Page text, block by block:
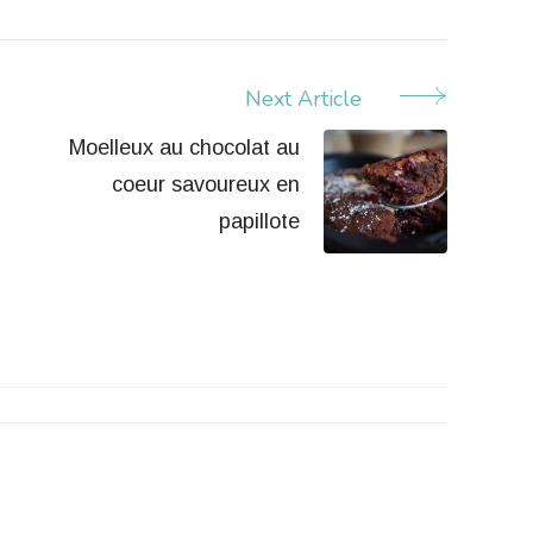
Next Article
Moelleux au chocolat au
coeur savoureux en
papillote